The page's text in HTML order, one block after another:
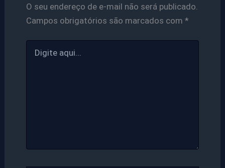
O seu endereço de e-mail não será publicado.
Campos obrigatórios são marcados com *
aqui...